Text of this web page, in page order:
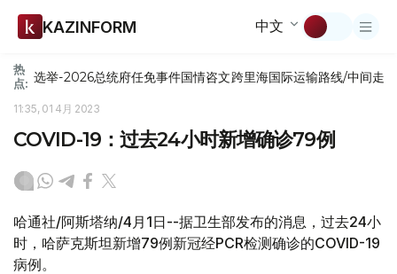
KAZINFORM 中文
热
点: 选举-2026总统府任免事件国情咨文跨里海国际运输路线/中间走廊
11:35, 01 4月 2023
COVID-19：过去24小时新增确诊79例
哈通社/阿斯塔纳/4月1日--据卫生部发布的消息，过去24小
时，哈萨克斯坦新增79例新冠经PCR检测确诊的COVID-19
病例。